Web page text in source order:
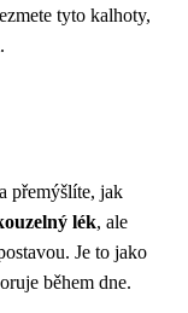
tyto kalhoty,
přemýšlíte, jak
lék, ale
Je to jako
během dne.